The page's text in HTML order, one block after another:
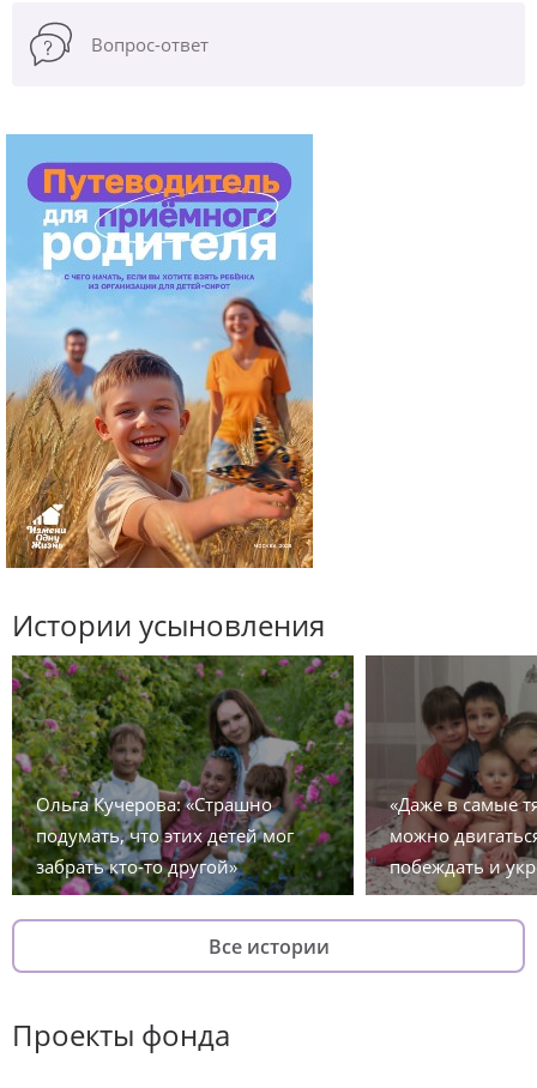
Вопрос-ответ
Истории усыновления
Ольга Кучерова: «Страшно
подумать, что этих детей мог
забрать кто-то другой»
«Даже в самые
можно
побеждать и
Все истории
Проекты фонда